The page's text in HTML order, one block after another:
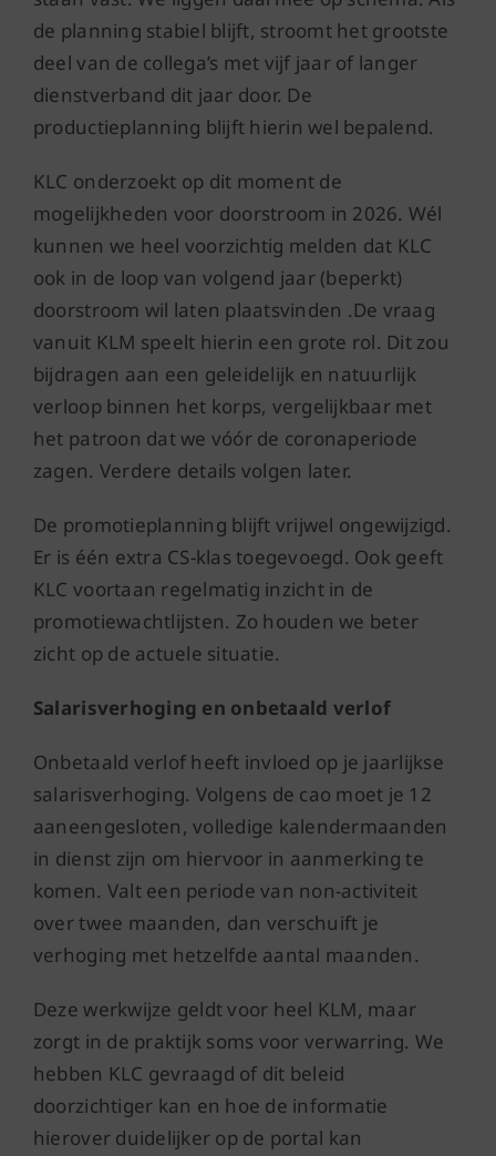
de planning stabiel blijft, stroomt het grootste
deel van de collega’s met vijf jaar of langer
dienstverband dit jaar door. De
productieplanning blijft hierin wel bepalend.
KLC onderzoekt op dit moment de
mogelijkheden voor doorstroom in 2026. Wél
kunnen we heel voorzichtig melden dat KLC
ook in de loop van volgend jaar (beperkt)
doorstroom wil laten plaatsvinden .De vraag
vanuit KLM speelt hierin een grote rol. Dit zou
bijdragen aan een geleidelijk en natuurlijk
verloop binnen het korps, vergelijkbaar met
het patroon dat we vóór de coronaperiode
zagen. Verdere details volgen later.
De promotieplanning blijft vrijwel ongewijzigd.
Er is één extra CS-klas toegevoegd. Ook geeft
KLC voortaan regelmatig inzicht in de
promotiewachtlijsten. Zo houden we beter
zicht op de actuele situatie.
Salarisverhoging en onbetaald verlof
Onbetaald verlof heeft invloed op je jaarlijkse
salarisverhoging. Volgens de cao moet je 12
aaneengesloten, volledige kalendermaanden
in dienst zijn om hiervoor in aanmerking te
komen. Valt een periode van non-activiteit
over twee maanden, dan verschuift je
verhoging met hetzelfde aantal maanden.
Deze werkwijze geldt voor heel KLM, maar
zorgt in de praktijk soms voor verwarring. We
hebben KLC gevraagd of dit beleid
doorzichtiger kan en hoe de informatie
hierover duidelijker op de portal kan